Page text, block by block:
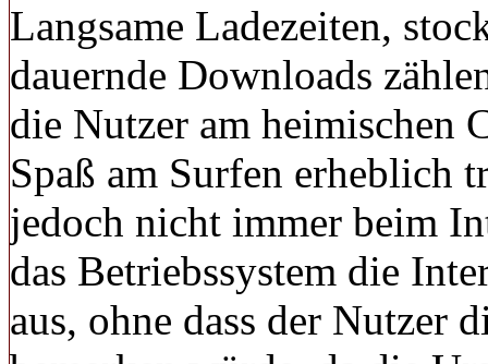
Langsame Ladezeiten,
dauernde Downloads
die Nutzer am heimischen
Spaß am Surfen erheblich
jedoch nicht immer beim
das Betriebssystem die
aus, ohne dass der Nutzer